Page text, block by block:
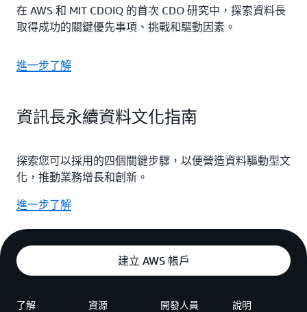
在 AWS 和 MIT CDOIQ 的首次 CDO 研究中，探索資料長
取得成功的關鍵優先事項、挑戰和驅動因素。
進一步了解
資訊長永續資料文化指南
探索您可以採用的四個關鍵步驟，以便營造資料驅動型文
化，推動業務增長和創新。
進一步了解
建立 AWS 帳戶
了解 資源 開發人員 說明